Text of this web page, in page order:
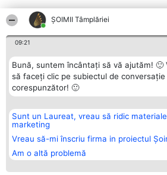
ȘOIMII Tâmplăriei
09:21
Bună, suntem încântați să vă ajutăm! 🙂
să faceți clic pe subiectul de conversație
corespunzător! 🙂
Sunt un Laureat, vreau să ridic
marketing
Vreau să-mi înscriu firma in proiectul
Am o altă problemă
Organizator Ranking
BRIGHT SOLUTIONS BR SRL
Aleea Timisul De Sus 2 Bl. A30
Sc. A Et. 4 Ap. 13 Cod 061952
București
CUI 36737675
Plebiscyt
Lista Tuturor
Laureaților
Statut